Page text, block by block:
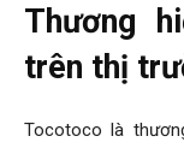
Thương
trên thị
Tocotoco là